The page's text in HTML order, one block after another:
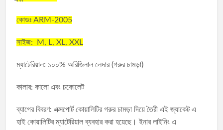
কোডঃ ARM-2005
সাইজ: M, L, XL, XXL
ম্যাটেরিয়াল: ১০০% অরিজিনাল লেদার (গরুর চামড়া)
কালার: কালো এবং চকোলেট
ব্যাগের বিবরণ: এক্সপোর্ট কোয়ালিটির গরুর চামড়া দিয়ে তৈরী এই জ্যাকেট এ
হাই কোয়ালিটির ম্যাটেরিয়াল ব্যবহার করা হয়েছে। ইনার লাইনিং এ